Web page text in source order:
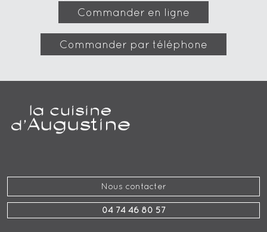
Commander en ligne
Commander par téléphone
Nous contacter
04 74 46 80 57